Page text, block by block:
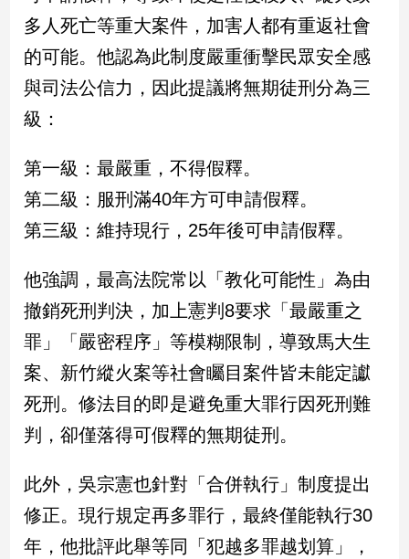
點
觀
點
兩
岸/
國
際
地
方
新
冠
病
專
區
南
台
灣
多人死亡等重大案件，加害人都有重返社會
的可能。他認為此制度嚴重衝擊民眾安全感
與司法公信力，因此提議將無期徒刑分為三
級：
第一級：最嚴重，不得假釋。
第二級：服刑滿40年方可申請假釋。
第三級：維持現行，25年後可申請假釋。
他強調，最高法院常以「教化可能性」為由
撤銷死刑判決，加上憲判8要求「最嚴重之
罪」「嚴密程序」等模糊限制，導致馬大生
案、新竹縱火案等社會矚目案件皆未能定讞
死刑。修法目的即是避免重大罪行因死刑難
判，卻僅落得可假釋的無期徒刑。
此外，吳宗憲也針對「合併執行」制度提出
修正。現行規定再多罪行，最終僅能執行30
年，他批評此舉等同「犯越多罪越划算」，